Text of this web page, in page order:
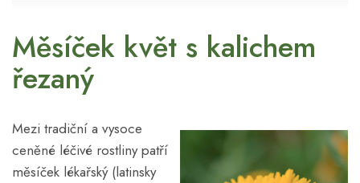
Měsíček květ s kalichem
řezaný
Mezi tradiční a vysoce
ceněné léčivé rostliny patří
měsíček lékařský (latinsky